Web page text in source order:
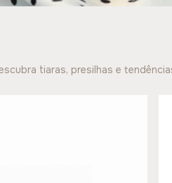
tiaras, presilhas e